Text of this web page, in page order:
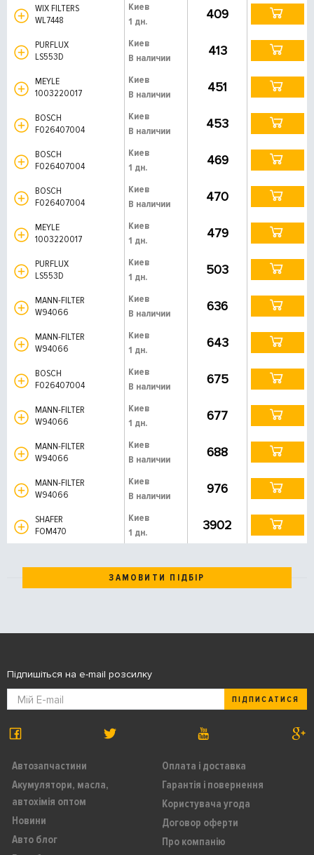
WIX FILTERS
WL7448
Киев
1 дн.
409
PURFLUX
LS553D
Киев
В наличии
413
MEYLE
1003220017
Киев
В наличии
451
BOSCH
F026407004
Киев
В наличии
453
BOSCH
F026407004
Киев
1 дн.
469
BOSCH
F026407004
Киев
В наличии
470
MEYLE
1003220017
Киев
1 дн.
479
PURFLUX
LS553D
Киев
1 дн.
503
MANN-FILTER
W94066
Киев
В наличии
636
MANN-FILTER
W94066
Киев
1 дн.
643
BOSCH
F026407004
Киев
В наличии
675
MANN-FILTER
W94066
Киев
1 дн.
677
MANN-FILTER
W94066
Киев
В наличии
688
MANN-FILTER
W94066
Киев
В наличии
976
SHAFER
FOM470
Киев
1 дн.
3902
ЗАМОВИТИ ПІДБІР
Автозапчастини
Акумулятори, масла,
автохімія оптом
Новини
Авто блог
Оплата і доставка
Гарантія і повернення
Користувача угода
Договор оферти
Про компанію
Підпишіться на e-mail розсилку
ПІДПИСАТИСЯ